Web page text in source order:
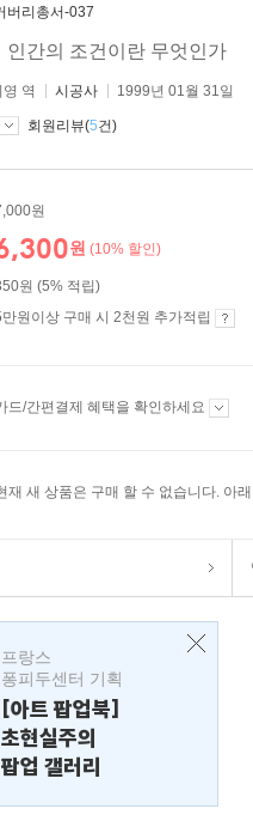
버리총서-037
인간의 조건이란 무엇인가
역 시공사 1999년 01월 31일
회원리뷰(5건)
원
원 (10% 할인)
원 (5% 적립)
원이상 구매 시 2천원 추가적립
드/간편결제 혜택을 확인하세요
재 새 상품은 구매 할 수 없습니다. 아
프랑스
퐁피두센터 기획
[아트 팝업북]
초현실주의
팝업 갤러리